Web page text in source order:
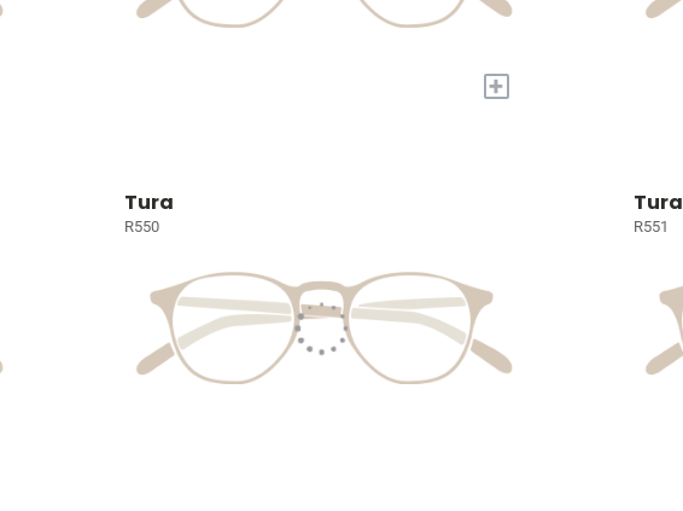
+
Tura
R550
Tura
R551